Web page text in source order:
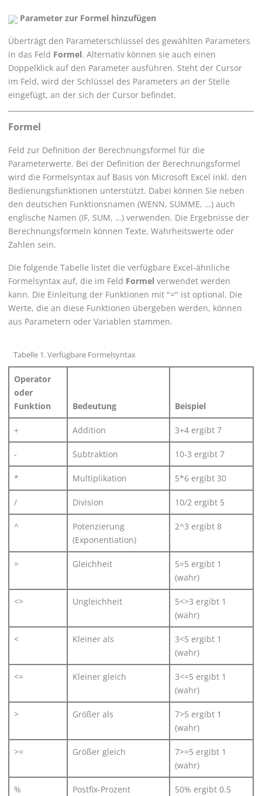
Parameter zur Formel hinzufügen
Überträgt den Parameterschlüssel des gewählten Parameters
in das Feld Formel. Alternativ können sie auch einen
Doppelklick auf den Parameter ausführen. Steht der Cursor
im Feld, wird der Schlüssel des Parameters an der Stelle
eingefügt, an der sich der Cursor befindet.
Formel
Feld zur Definition der Berechnungsformel für die
Parameterwerte. Bei der Definition der Berechnungsformel
wird die Formelsyntax auf Basis von Microsoft Excel inkl. den
Bedienungsfunktionen unterstützt. Dabei können Sie neben
den deutschen Funktionsnamen (WENN, SUMME, …) auch
englische Namen (IF, SUM, …) verwenden. Die Ergebnisse der
Berechnungsformeln können Texte, Wahrheitswerte oder
Zahlen sein.
Die folgende Tabelle listet die verfügbare Excel-ähnliche
Formelsyntax auf, die im Feld Formel verwendet werden
kann. Die Einleitung der Funktionen mit "=" ist optional. Die
Werte, die an diese Funktionen übergeben werden, können
aus Parametern oder Variablen stammen.
Tabelle1.Verfügbare Formelsyntax
Operator
oder
Funktion
Bedeutung Beispiel
+ Addition 3+4 ergibt 7
- Subtraktion 10-3 ergibt 7
* Multiplikation 5*6 ergibt 30
/ Division 10/2 ergibt 5
^
Potenzierung
(Exponentiation)
2^3 ergibt 8
= Gleichheit
5=5 ergibt 1
(wahr)
<> Ungleichheit
5<>3 ergibt 1
(wahr)
< Kleiner als
3<5 ergibt 1
(wahr)
<= Kleiner gleich
3<=5 ergibt 1
(wahr)
> Größer als
7>5 ergibt 1
(wahr)
>= Größer gleich
7>=5 ergibt 1
(wahr)
%
Postfix-Prozent
50% ergibt 0.5